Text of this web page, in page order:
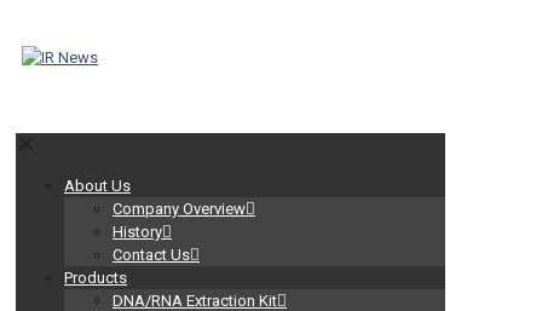
About Us
Company Overview
History
Contact Us
Products
DNA/RNA Extraction Kit